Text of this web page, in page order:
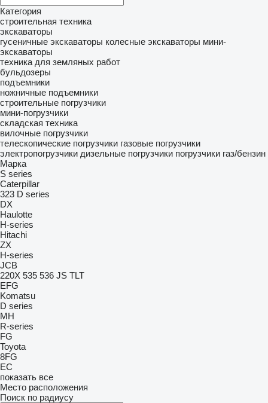
Категория
строительная техника
экскаваторы
гусеничные экскаваторы колесные экскаваторы мини-
экскаваторы
техника для земляных работ
бульдозеры
подъемники
ножничные подъемники
строительные погрузчики
мини-погрузчики
складская техника
вилочные погрузчики
телескопические погрузчики газовые погрузчики
электропогрузчики дизельные погрузчики погрузчики газ/бензин
Марка
S series
Caterpillar
323 D series
DX
Haulotte
H-series
Hitachi
ZX
H-series
JCB
220X 535 536 JS TLT
EFG
Komatsu
D series
MH
R-series
FG
Toyota
8FG
EC
показать все
Место расположения
Поиск по радиусу